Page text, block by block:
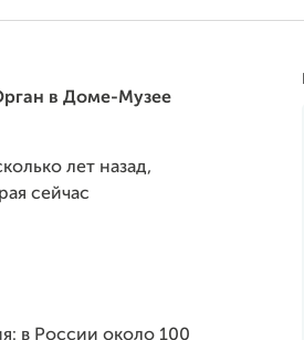
в Доме-Музее
лет назад,
сейчас
в России около 100